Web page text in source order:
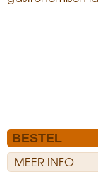
MEER INFO